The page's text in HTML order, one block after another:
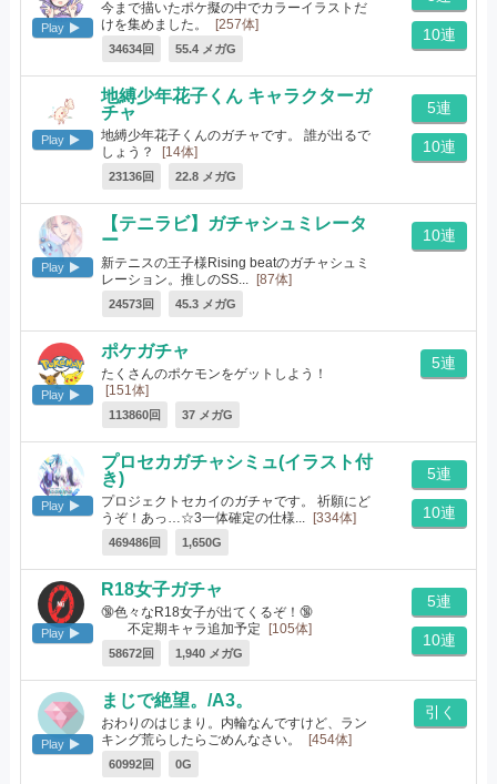
Play
今まで描いたポケ擬の中でカラーイラストだ
けを集めました。
[257体]
34634回 55.4 メガG
10連
Play
地縛少年花子くん キャラクターガ
チャ
地縛少年花子くんのガチャです。 誰が出るで
しょう？
[14体]
23136回 22.8 メガG
5連
10連
Play
【テニラビ】ガチャシュミレータ
ー
新テニスの王子様Rising beatのガチャシュミ
レーション。推しのSS...
[87体]
24573回 45.3 メガG
10連
Play
ポケガチャ
たくさんのポケモンをゲットしよう！
[151体]
113860回 37 メガG
5連
Play
プロセカガチャシミュ(イラスト付
き)
プロジェクトセカイのガチャです。 祈願にど
うぞ！あっ…☆3一体確定の仕様...
[334体]
469486回 1,650G
5連
10連
Play
R18女子ガチャ
🔞色々なR18女子が出てくるぞ！🔞
不定期キャラ追加予定
[105体]
58672回 1,940 メガG
5連
10連
Play
まじで絶望。/A3。
おわりのはじまり。内輪なんですけど、ラン
キング荒らしたらごめんなさい。
[454体]
60992回 0G
引く